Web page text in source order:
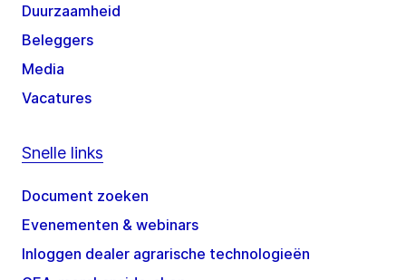
Duurzaamheid
Beleggers
Media
Vacatures
Snelle links
Document zoeken
Evenementen & webinars
Inloggen dealer agrarische technologieën